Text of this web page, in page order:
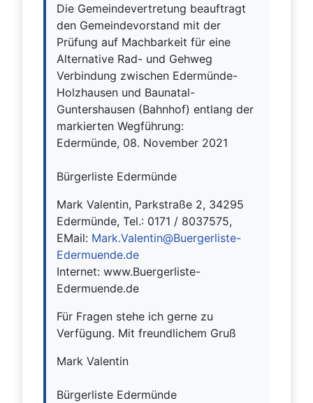
Die Gemeindevertretung beauftragt
den Gemeindevorstand mit der
Prüfung auf Machbarkeit für eine
Alternative Rad- und Gehweg
Verbindung zwischen Edermünde-
Holzhausen und Baunatal-
Guntershausen (Bahnhof) entlang der
markierten Wegführung:
Edermünde, 08. November 2021
Bürgerliste Edermünde
Mark Valentin, Parkstraße 2, 34295
Edermünde, Tel.: 0171 / 8037575,
EMail: Mark.Valentin@Buergerliste-
Edermuende.de
Internet: www.Buergerliste-
Edermuende.de
Für Fragen stehe ich gerne zu
Verfügung. Mit freundlichem Gruß
Mark Valentin
Bürgerliste Edermünde